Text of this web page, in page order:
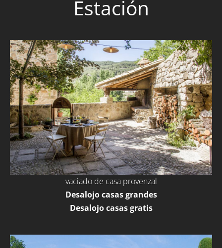
Estación
vaciado de casa provenzal
Desalojo casas grandes
Desalojo casas gratis